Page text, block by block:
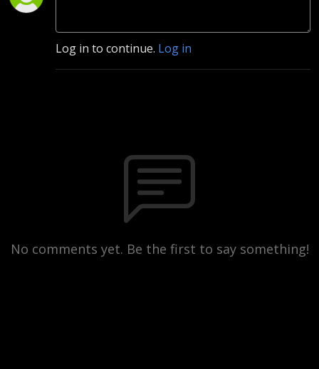
Log in to continue. Log in
No comments yet. Be the first to say something!